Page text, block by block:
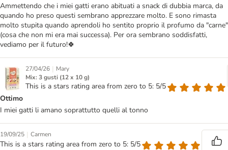
Ammettendo che i miei gatti erano abituati a snack di dubbia marca, da
quando ho preso questi sembrano apprezzare molto. E sono rimasta
molto stupita quando aprendoli ho sentito proprio il profumo da "carne"
(cosa che non mi era mai successa). Per ora sembrano soddisfatti,
vediamo per il futuro!🍀
27/04/26 | Mary
Mix: 3 gusti (12 x 10 g)
This is a stars rating area from zero to 5: 5/5
Ottimo
I miei gatti li amano soprattutto quelli al tonno
19/09/25 | Carmen
This is a stars rating area from zero to 5: 5/5